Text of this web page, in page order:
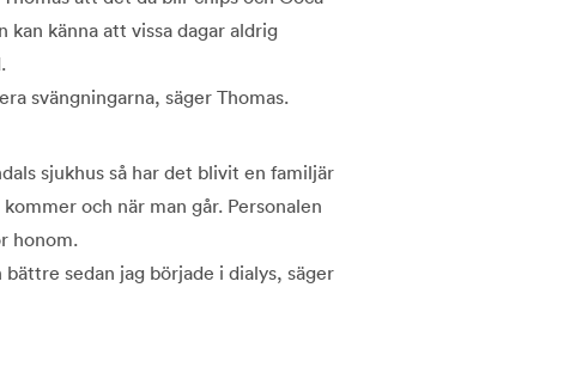
känna att vissa dagar aldrig
svängningarna, säger Thomas.
sjukhus så har det blivit en familjär
och när man går. Personalen
honom.
sedan jag började i dialys, säger